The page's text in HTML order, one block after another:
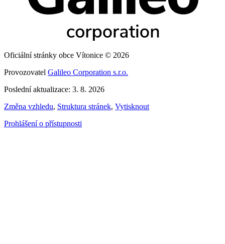
Oficiální stránky obce Vítonice © 2026
Provozovatel Galileo Corporation s.r.o.
Poslední aktualizace: 3. 8. 2026
Změna vzhledu, Struktura stránek, Vytisknout
Prohlášení o přístupnosti